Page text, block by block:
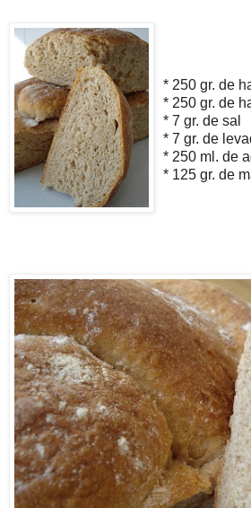
* 250 gr. de
* 250 gr. de
* 7 gr. de sal
* 7 gr. de
* 250 ml. de
* 125 gr. de